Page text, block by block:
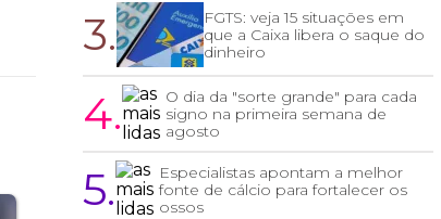
3.
FGTS: veja 15 situações em
que a Caixa libera o saque do
dinheiro
4.
O dia da "sorte grande" para cada
signo na primeira semana de
agosto
5.
Especialistas apontam a melhor
fonte de cálcio para fortalecer os
ossos